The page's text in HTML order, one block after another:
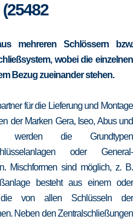
mehreren Schlössern bzw.
wobei die einzelnen
Bezug zueinander stehen.
für die Lieferung und Montage
der Marken Gera, Iseo, Abus und
werden die Grundtypen
oder General-
Mischformen sind möglich, z. B.
besteht aus einem oder
die von allen Schlüsseln der
Neben den Zentralschließungen